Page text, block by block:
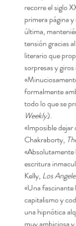
recorre el siglo
primera página
última,
tensión gracias
literario que
sorpresas y
formalmente
todo lo que se
Weekly).
«Imposible
Chakraborty,
escritura
Kelly, Los
«Una fascinante
capitalismo y
una hipnótica